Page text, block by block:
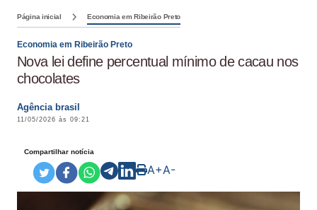
Página inicial Economia em Ribeirão Preto
Economia em Ribeirão Preto
Nova lei define percentual mínimo de cacau nos
chocolates
Agência brasil
11/05/2026 às 09:21
Compartilhar notícia
A+A-